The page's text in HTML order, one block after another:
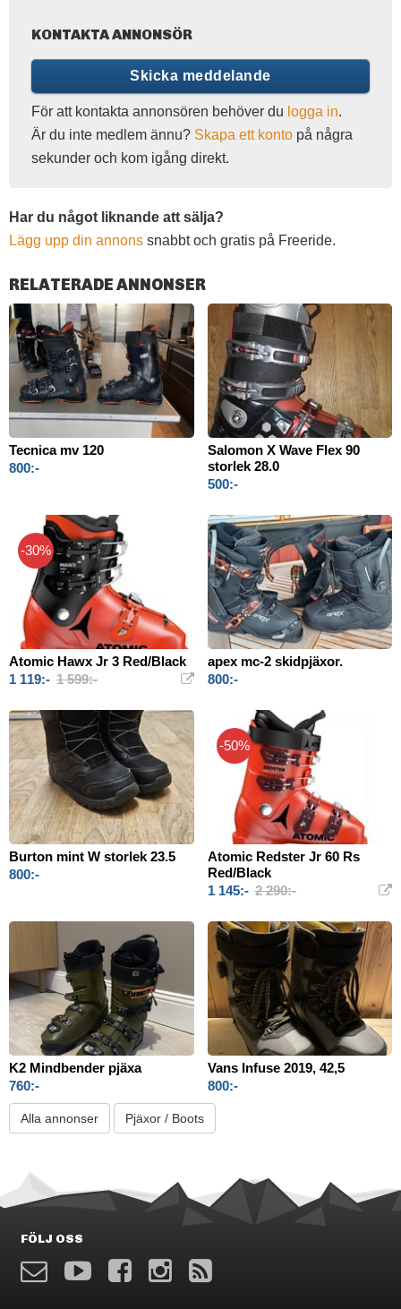
KONTAKTA ANNONSÖR
Skicka meddelande
För att kontakta annonsören behöver du logga in.
Är du inte medlem ännu? Skapa ett konto på några
sekunder och kom igång direkt.
Har du något liknande att sälja?
Lägg upp din annons snabbt och gratis på Freeride.
RELATERADE ANNONSER
Tecnica mv 120
800:-
Salomon X Wave Flex 90
storlek 28.0
500:-
-30%
Atomic Hawx Jr 3 Red/Black
1 119:- 1 599:-
apex mc-2 skidpjäxor.
800:-
Burton mint W storlek 23.5
800:-
-50%
Atomic Redster Jr 60 Rs
Red/Black
1 145:- 2 290:-
K2 Mindbender pjäxa
760:-
Vans Infuse 2019, 42,5
800:-
Alla annonser Pjäxor / Boots
FÖLJ OSS